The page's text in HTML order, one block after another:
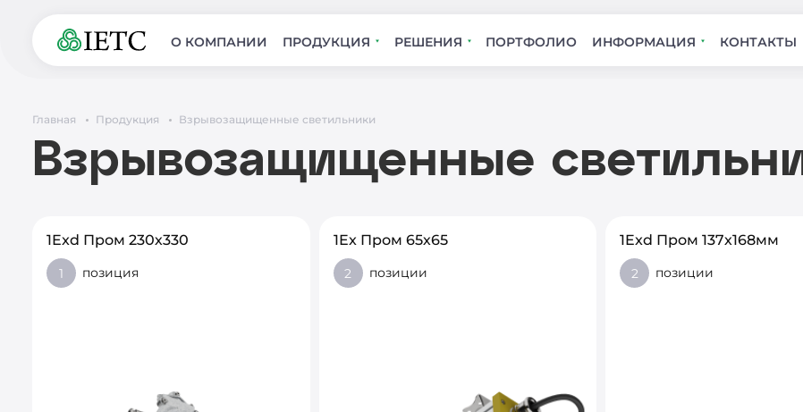
О КОМПАНИИ ПРОДУКЦИЯ РЕШЕНИЯ ПОРТФОЛИО ИНФОРМАЦИЯ КОНТАКТЫ
Главная Продукция Взрывозащищенные светильники
Взрывозащищенные
1Exd Пром 230х330
1 позиция
1Ex Пром 65х65
2 позиции
1Exd Пром 137х168мм
2 позиции